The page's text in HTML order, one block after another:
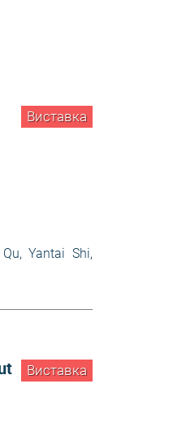
Виставка
Yantai Shi,
Виставка